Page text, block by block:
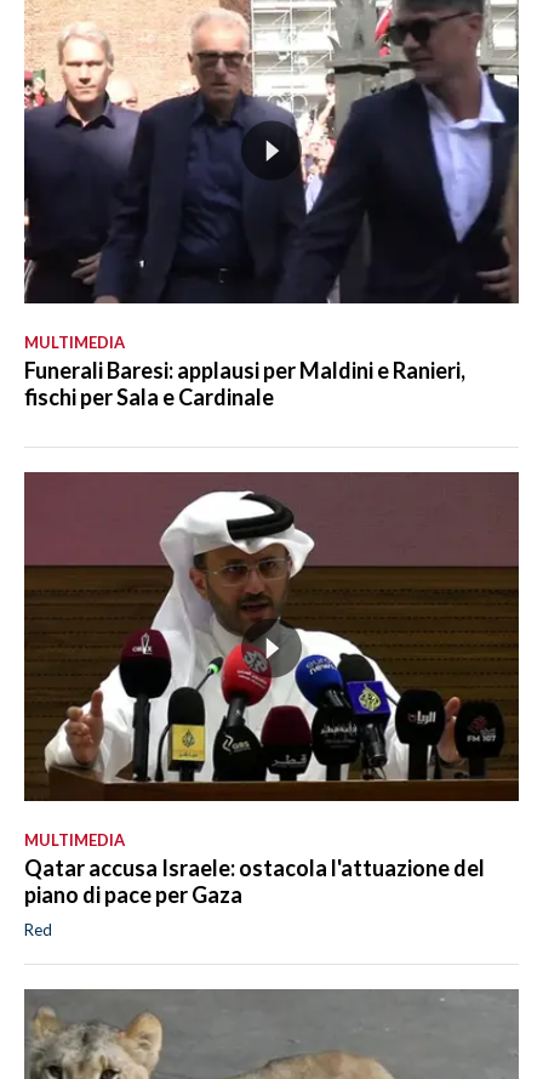
MULTIMEDIA
Funerali Baresi: applausi per Maldini e Ranieri,
fischi per Sala e Cardinale
MULTIMEDIA
Qatar accusa Israele: ostacola l'attuazione del
piano di pace per Gaza
Red